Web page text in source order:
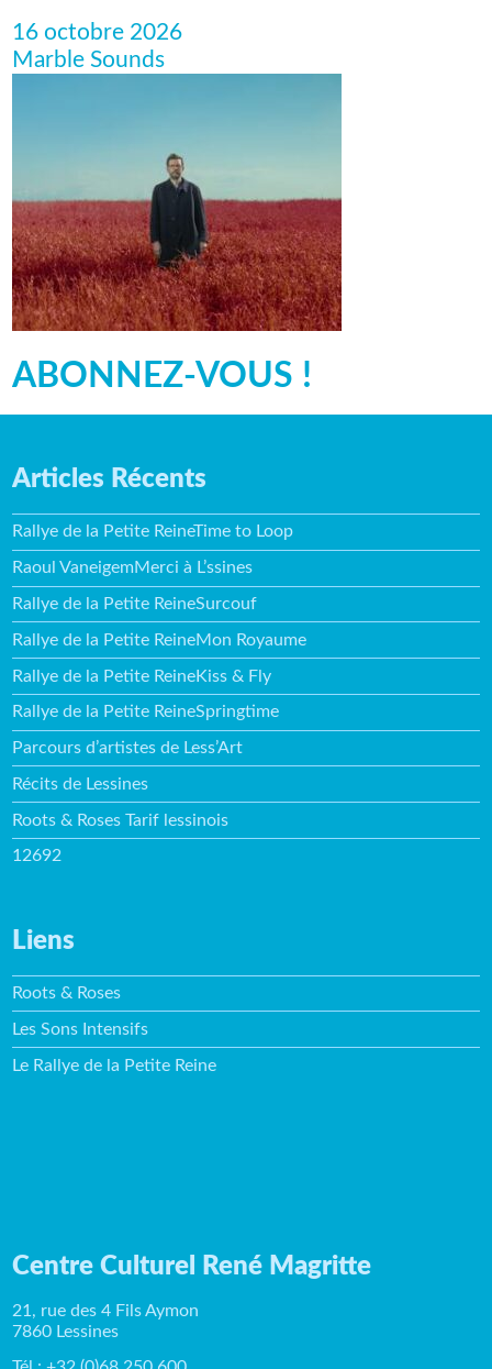
16 octobre 2026
Marble Sounds
ABONNEZ-VOUS !
Articles Récents
Rallye de la Petite ReineTime to Loop
Raoul VaneigemMerci à L’ssines
Rallye de la Petite ReineSurcouf
Rallye de la Petite ReineMon Royaume
Rallye de la Petite ReineKiss & Fly
Rallye de la Petite ReineSpringtime
Parcours d’artistes de Less’Art
Récits de Lessines
Roots & Roses Tarif lessinois
12692
Liens
Roots & Roses
Les Sons Intensifs
Le Rallye de la Petite Reine
Centre Culturel René Magritte
21, rue des 4 Fils Aymon
7860 Lessines